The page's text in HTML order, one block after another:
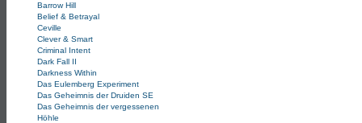
Barrow Hill
Belief & Betrayal
Ceville
Clever & Smart
Criminal Intent
Dark Fall II
Darkness Within
Das Eulemberg Experiment
Das Geheimnis der Druiden SE
Das Geheimnis der vergessenen
Höhle